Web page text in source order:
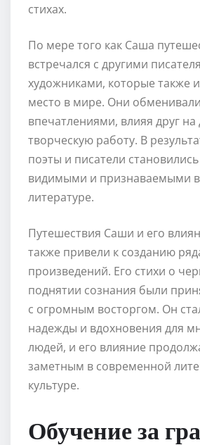
стихах.
По мере того как Саша
встречался с другими
художниками, которые также
место в мире. Они
впечатлениями, влияя друг
творческую работу. В
поэты и писатели
видимыми и признаваемыми
литературе.
Путешествия Саши и его
также привели к созданию
произведений. Его стихи о
поднятии сознания были
с огромным восторгом. Он
надежды и вдохновения для
людей, и его влияние
заметным в современной
культуре.
Обучение за